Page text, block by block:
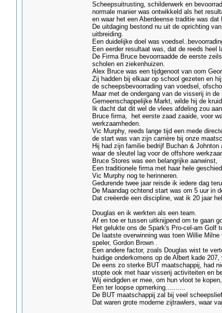
Scheepsuitrusting, schilderwerk en
normale manier was ontwikkeld als het
en waar het een Aberdeense traditie was
De uitdaging bestond nu uit de oprichting
uitbreiding.
Een duidelijke doel was
Een eerder resultaat was, dat de reeds
De Firma Bruce bevoorraadde de eerste
scholen en ziekenhuizen.
Alex Bruce was een tijdgenoot van oom
Zij hadden bij elkaar op school gezeten en
de scheepsbevoorrading van voedsel,
Maar met de ondergang van de visserij in
Gemeenschappelijke Markt, wilde hij de
Ik dacht dat dit wel de vlees afdeling zou
Bruce firma, het eerste zaad zaaide, voor
werkzaamheden.
Vic Murphy, reeds lange tijd een mede
de start was van zijn carrière bij onze
Hij had zijn familie bedrijf Buchan &
waar de sleutel lag voor de offshore
Bruce Stores was een belangrijke aanwinst,
Een traditionele firma met haar hele
Vic Murphy nog te herinneren.
Gedurende twee jaar reisde ik iedere dag
De Maandag ochtend start was om 5 uur in
Dat creëerde een discipline, wat ik 20 jaar
Douglas en ik werkten als een team.
Af en toe er tussen uitknijpend om te gaan
Het gelukte ons de Spark's Pro-cel-am Golf
De laatste overwinning was toen Willie
speler, Gordon Brown .
Een andere factor, zoals Douglas wist te
huidige onderkomens op de Albert kade
De eens zo sterke BUT maatschappij, had
stopte ook met haar visserij activiteiten en
Wij eindigden er mee, om hun vloot te
Een ter loopse opmerking..........
De BUT maatschappij zal bij veel
Dat waren grote moderne zijtrawlers, waar